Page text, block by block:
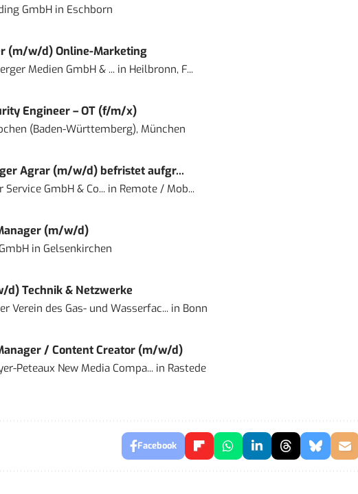
GmbHin Eschborn
(m/w/d) Online-Marketing
Medien GmbH & ...in Heilbronn, F...
Engineer – OT (f/m/x)
(Baden-Württemberg), München
Agrar (m/w/d) befristet aufgr...
Service GmbH & Co...in Remote / Mob...
(m/w/d)
in Gelsenkirchen
d) Technik & Netzwerke
Verein des Gas- und Wasserfac...in Bonn
/ Content Creator (m/w/d)
Peteaux New Media Compa...in Rastede
Facebook